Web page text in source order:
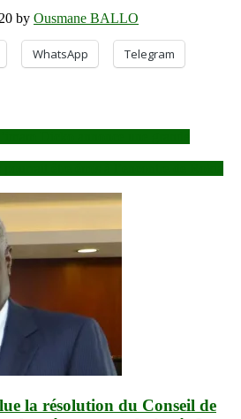
by Ousmane BALLO
WhatsApp Telegram
la résolution du Conseil de